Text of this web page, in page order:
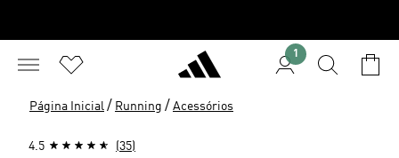
1
Página Inicial / Running / Acessórios
4.5 (35)